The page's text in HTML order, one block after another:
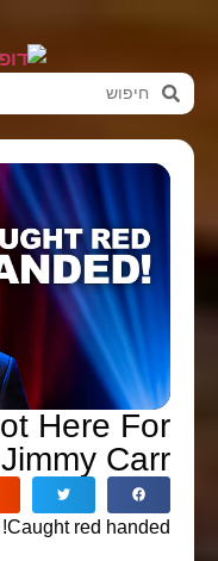
Not Here
| Jimmy
Caught red